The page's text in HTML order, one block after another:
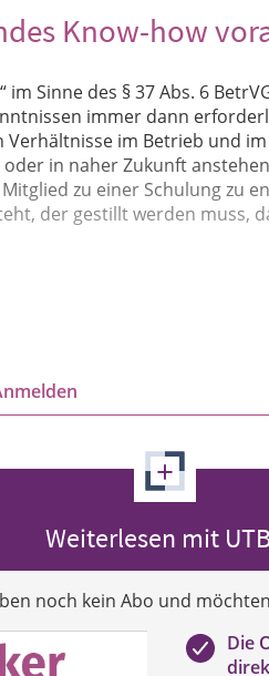
Know-how
Sinne des § 37 Abs. 6
immer dann
im Betrieb und
in naher Zukunft
zu einer Schulung zu
der gestillt werden muss,
+
Weiterlesen mit
noch kein Abo und
Die